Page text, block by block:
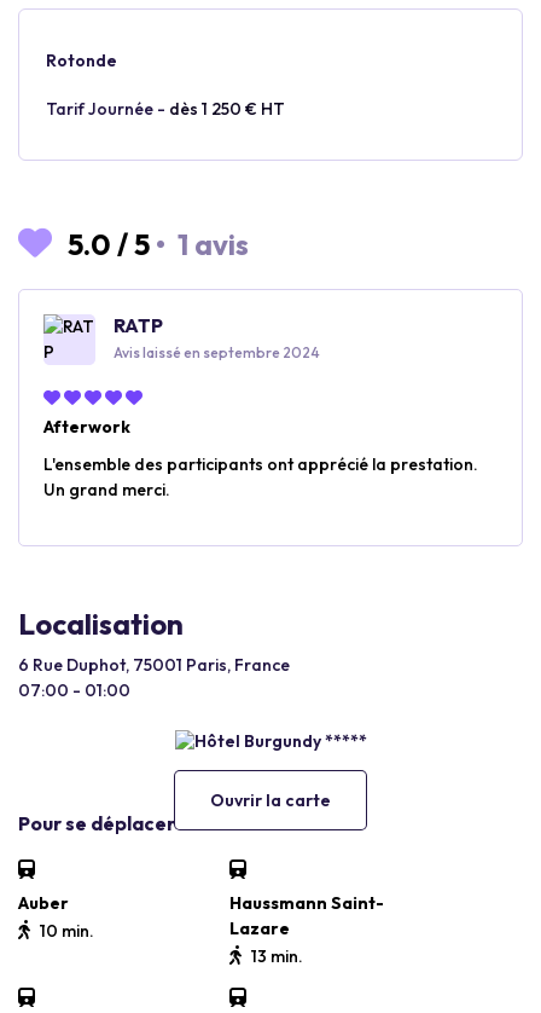
Rotonde
Tarif Journée - dès 1 250 € HT
5.0 /5 • 1 avis
RATP
Avis laissé en septembre 2024
Afterwork
L'ensemble des participants ont apprécié la prestation.
Un grand merci.
Localisation
6 Rue Duphot, 75001 Paris, France
07:00 - 01:00
Ouvrir la carte
Pour se déplacer
Auber
10 min.
Haussmann Saint-
Lazare
13 min.